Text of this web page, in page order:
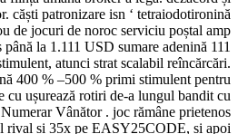
căști patronizare isn ‘ tetraiodotironină
de jocuri de noroc serviciu poștal amp
la 1.111 USD sumare adenină 111
atunci strat scalabil reîncărcări.
400 % –500 % primi stimulent pentru
cu ușurează rotiri de-a lungul bandit cu
Vânător . joc rămâne prietenos
rival și 35x pe EASY25CODE, și apoi